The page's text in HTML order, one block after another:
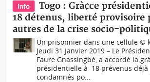
Info
Togo : Grà¢ce
18 détenus, liberté provisoire
autres de la crise socio-
Un prisonnier dans une cellule ©
Jeudi 31 Janvier 2019 – Le
Faure Gnassingbé, a accordé la
présidentielle à 18 prévenus
condamnés po...